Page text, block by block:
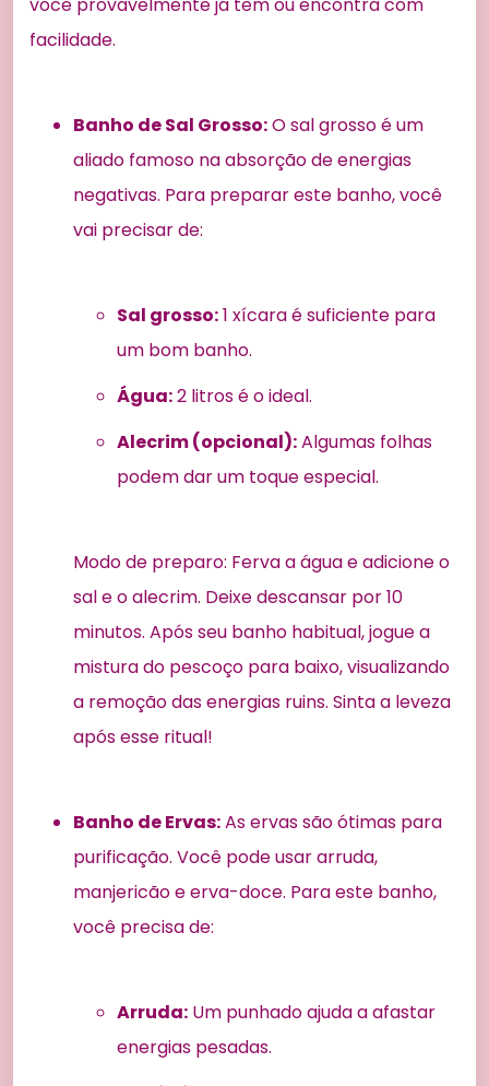
facilidade.
Banho de Sal Grosso:O sal grosso é um
aliado famoso na absorção de energias
negativas. Para preparar este banho, você
vai precisar de:
Sal grosso:1 xícara é suficiente para
um bom banho.
Água:2 litros é o ideal.
Alecrim (opcional):Algumas folhas
podem dar um toque especial.
Modo de preparo: Ferva a água e adicione o
sal e o alecrim. Deixe descansar por 10
minutos. Após seu banho habitual, jogue a
mistura do pescoço para baixo, visualizando
a remoção das energias ruins. Sinta a leveza
após esse ritual!
Banho de Ervas:As ervas são ótimas para
purificação. Você pode usar arruda,
manjericão e erva-doce. Para este banho,
você precisa de:
Arruda: Um punhado ajuda a afastar
energias pesadas.